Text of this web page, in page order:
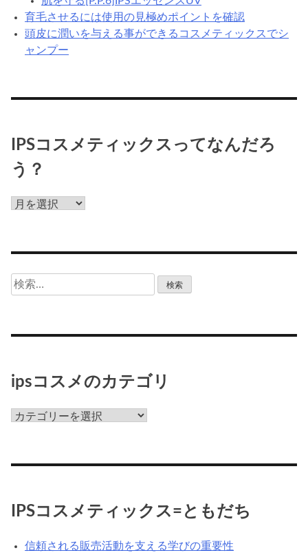
育毛させるには使用の見極めポイントを確認
頭皮に潤いを与える事ができるコスメティックスでシ
ャンプー
IPSコスメティックスってなんだろ
う？
IPS
メ
ィ
ス
な
だ
検
索:
ipsコスメのカテゴリ
ips
メ
テ
リ
IPSコスメティックス=ともだち
信頼される販売活動を支える学びの重要性